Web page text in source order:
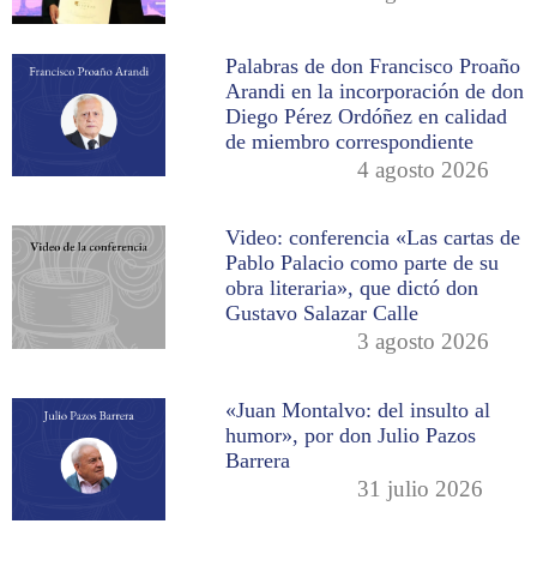
Palabras de don Francisco Proaño
Arandi en la incorporación de don
Diego Pérez Ordóñez en calidad
de miembro correspondiente
4 agosto 2026
Video: conferencia «Las cartas de
Pablo Palacio como parte de su
obra literaria», que dictó don
Gustavo Salazar Calle
3 agosto 2026
«Juan Montalvo: del insulto al
humor», por don Julio Pazos
Barrera
31 julio 2026